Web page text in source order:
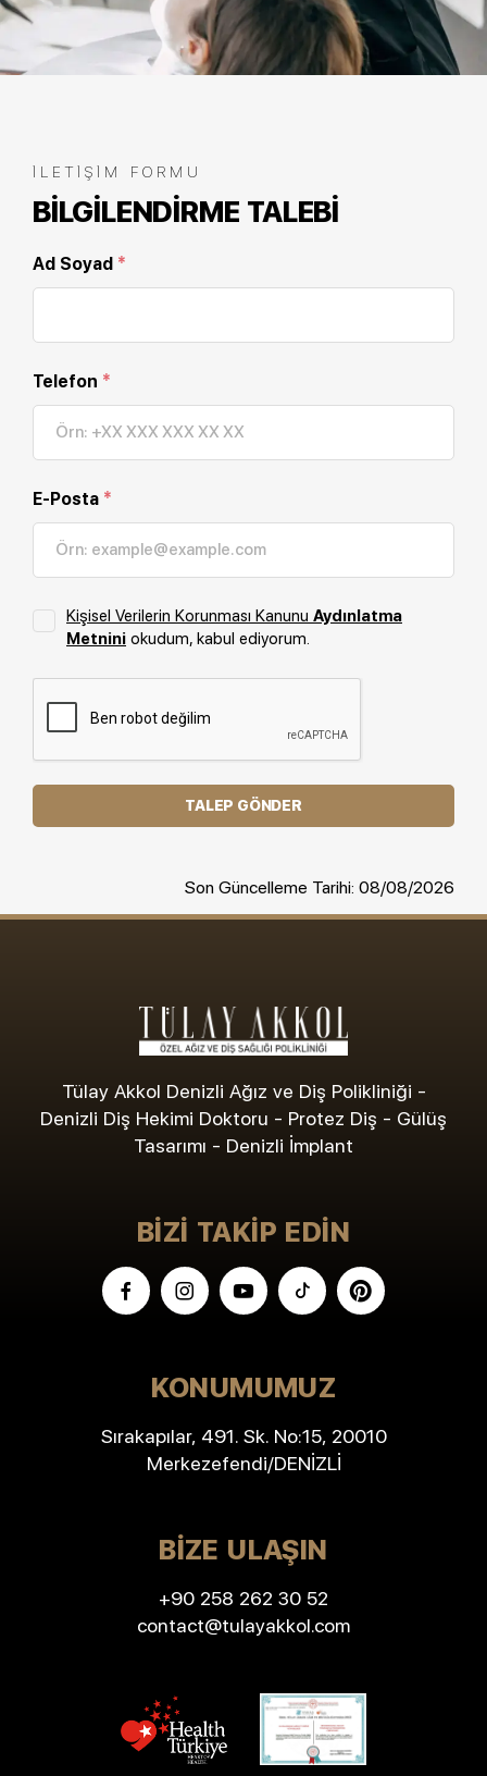
İLETIŞIM FORMU
BILGILENDIRME TALEBI
Ad Soyad *
Telefon *
E-Posta *
Kişisel Verilerin Korunması Kanunu Aydınlatma
Metnini okudum, kabul ediyorum.
TALEP GÖNDER
Son Güncelleme Tarihi: 08/08/2026
Tülay Akkol Denizli Ağız ve Diş Polikliniği -
Denizli Diş Hekimi Doktoru - Protez Diş - Gülüş
Tasarımı - Denizli İmplant
BIZI TAKIP EDIN
KONUMUMUZ
Sırakapılar, 491. Sk. No:15, 20010
Merkezefendi/DENİZLİ
BIZE ULAŞIN
+90 258 262 30 52
contact@tulayakkol.com